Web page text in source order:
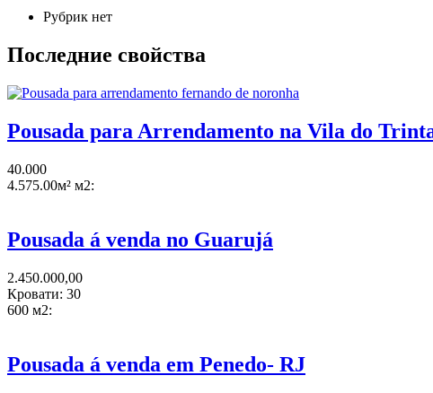
Рубрик нет
Последние свойства
Pousada para Arrendamento na Vila do
40.000
4.575.00м² м2:
Pousada á venda no Guarujá
2.450.000,00
Кровати: 30
600 м2:
Pousada á venda em Penedo- RJ